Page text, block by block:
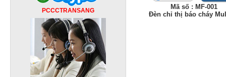
PCCCTRANSANG
Mã số : MF-001
Đèn chỉ thị báo cháy